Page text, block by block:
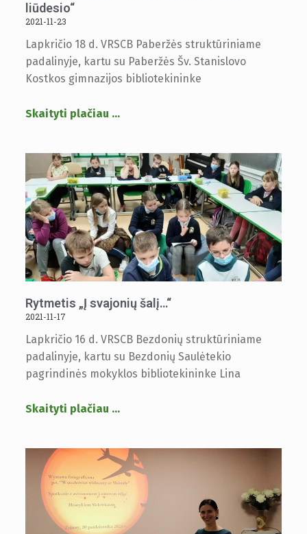
liūdesio“
2021-11-23
Lapkričio 18 d. VRSCB Paberžės struktūriniame
padalinyje, kartu su Paberžės Šv. Stanislovo
Kostkos gimnazijos bibliotekininke
Skaityti plačiau …
Rytmetis „Į svajonių šalį…“
2021-11-17
Lapkričio 16 d. VRSCB Bezdonių struktūriniame
padalinyje, kartu su Bezdonių Saulėtekio
pagrindinės mokyklos bibliotekininke Lina
Skaityti plačiau …